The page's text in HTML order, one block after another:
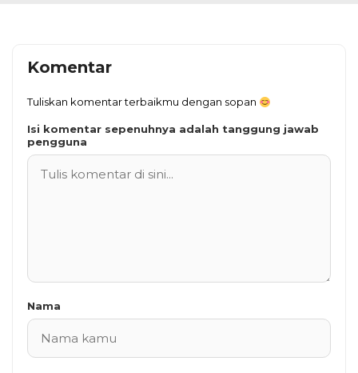
Komentar
Tuliskan komentar terbaikmu dengan sopan
Isi komentar sepenuhnya adalah tanggung jawab
pengguna
Nama